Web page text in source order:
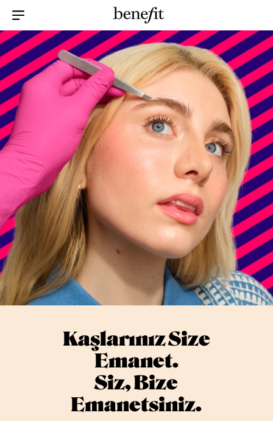
Kaşlarınız Size
Emanet.
Siz, Bize
Emanetsiniz.